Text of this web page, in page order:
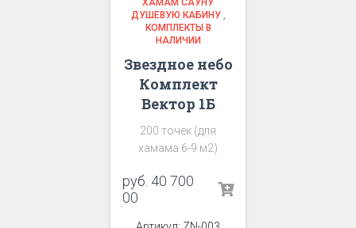
ХАМАМ САУНУ
ДУШЕВУЮ КАБИНУ,
КОМПЛЕКТЫ В
НАЛИЧИИ
Звездное небо
Комплект
Вектор 1Б
200 точек (для
хамама 6-9 м2)
руб. 40 700
00